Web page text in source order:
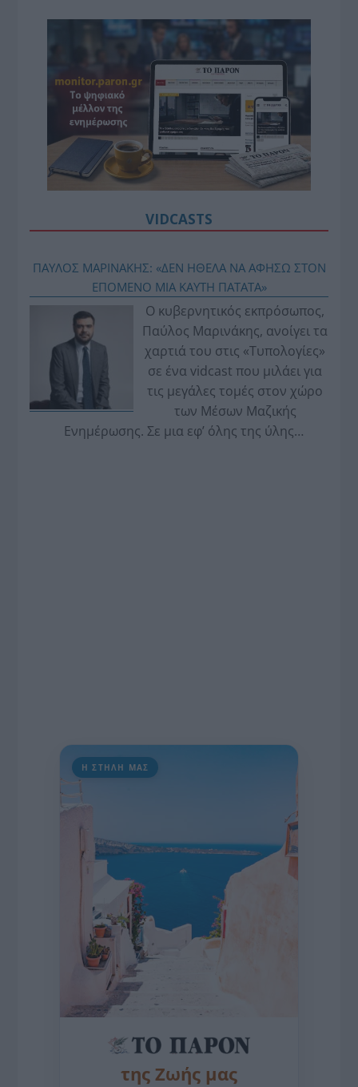
VIDCASTS
ΠΑΥΛΟΣ ΜΑΡΙΝΑΚΗΣ: «ΔΕΝ ΗΘΕΛΑ ΝΑ ΑΦΗΣΩ ΣΤΟΝ
ΕΠΟΜΕΝΟ ΜΙΑ ΚΑΥΤΗ ΠΑΤΑΤΑ»
Ο κυβερνητικός εκπρόσωπος,
Παύλος Μαρινάκης, ανοίγει τα
χαρτιά του στις «Τυπολογίες»
σε ένα vidcast που μιλάει για
τις μεγάλες τομές στον χώρο
των Μέσων Μαζικής
Ενημέρωσης. Σε μια εφ’ όλης της ύλης
Η ΣΤΗΛΗ ΜΑΣ
της Ζωής μας